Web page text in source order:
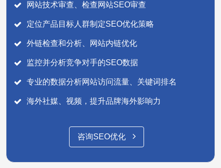
网站技术审查、检查网站SEO审查
定位产品目标人群制定SEO优化策略
外链检查和分析、网站内链优化
监控并分析竞争对手的SEO数据
专业的数据分析网站访问流量、关键词排名
海外社媒、视频，提升品牌海外影响力
咨询SEO优化